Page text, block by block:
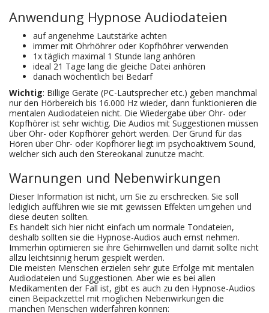
Anwendung Hypnose Audiodateien
auf angenehme Lautstärke achten
immer mit Ohrhöhrer oder Kopfhöhrer verwenden
1x täglich maximal 1 Stunde lang anhören
ideal 21 Tage lang die gleiche Datei anhören
danach wöchentlich bei Bedarf
Wichtig: Billige Geräte (PC-Lautsprecher etc.) geben manchmal
nur den Hörbereich bis 16.000 Hz wieder, dann funktionieren die
mentalen Audiodateien nicht. Die Wiedergabe über Ohr- oder
Kopfhörer ist sehr wichtig. Die Audios mit Suggestionen müssen
über Ohr- oder Kopfhörer gehört werden. Der Grund für das
Hören über Ohr- oder Kopfhörer liegt im psychoaktivem Sound,
welcher sich auch den Stereokanal zunutze macht.
Warnungen und Nebenwirkungen
Dieser Information ist nicht, um Sie zu erschrecken. Sie soll
lediglich aufführen wie sie mit gewissen Effekten umgehen und
diese deuten sollten.
Es handelt sich hier nicht einfach um normale Tondateien,
deshalb sollten sie die Hypnose-Audios auch ernst nehmen.
Immerhin optimieren sie ihre Gehirnwellen und damit sollte nicht
allzu leichtsinnig herum gespielt werden.
Die meisten Menschen erzielen sehr gute Erfolge mit mentalen
Audiodateien und Suggestionen. Aber wie es bei allen
Medikamenten der Fall ist, gibt es auch zu den Hypnose-Audios
einen Beipackzettel mit möglichen Nebenwirkungen die
manchen Menschen widerfahren können: